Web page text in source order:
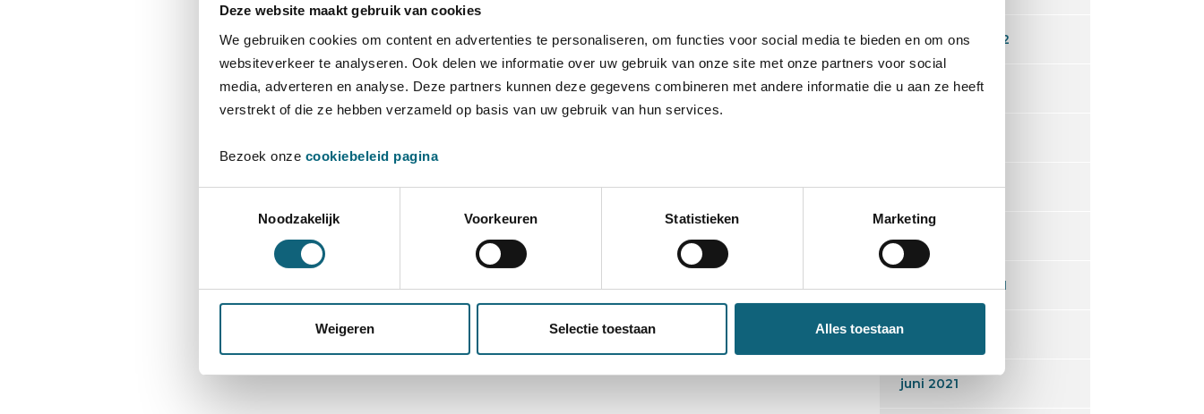
Deze website maakt gebruik van cookies
We gebruiken cookies om content en advertenties te personaliseren, om functies voor social media te bieden en om ons
websiteverkeer te analyseren. Ook delen we informatie over uw gebruik van onze site met onze partners voor social
media, adverteren en analyse. Deze partners kunnen deze gegevens combineren met andere informatie die u aan ze heeft
verstrekt of die ze hebben verzameld op basis van uw gebruik van hun services.
Bezoek onze cookiebeleid pagina
Noodzakelijk
Voorkeuren Statistieken Marketing
Weigeren Selectie toestaan Alles toestaan
september 2022
juli 2022
december 2021
oktober 2021
september 2021
augustus 2021
juni 2021